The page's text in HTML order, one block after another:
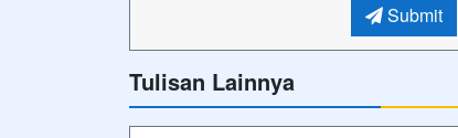
Submit
Tulisan Lainnya